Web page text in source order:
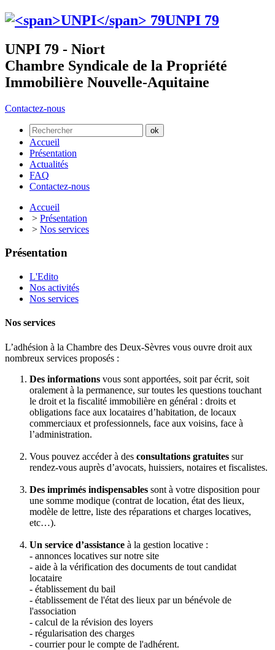
UNPI 79
UNPI 79 - Niort
Chambre Syndicale de la Propriété
Immobilière Nouvelle-Aquitaine
Contactez-nous
Accueil
Présentation
Actualités
FAQ
Contactez-nous
Accueil
> Présentation
> Nos services
Présentation
L'Edito
Nos activités
Nos services
Nos services
L’adhésion à la Chambre des Deux-Sèvres vous ouvre droit aux
nombreux services proposés :
Des informations vous sont apportées, soit par écrit, soit
oralement à la permanence, sur toutes les questions touchant
le droit et la fiscalité immobilière en général : droits et
obligations face aux locataires d’habitation, de locaux
commerciaux et professionnels, face aux voisins, face à
l’administration.
Vous pouvez accéder à des consultations gratuites sur
rendez-vous auprès d’avocats, huissiers, notaires et fiscalistes.
Des imprimés indispensables sont à votre disposition pour
une somme modique (contrat de location, état des lieux,
modèle de lettre, liste des réparations et charges locatives,
etc…).
Un service d’assistance à la gestion locative :
- annonces locatives sur notre site
- aide à la vérification des documents de tout candidat
locataire
- établissement du bail
- établissement de l'état des lieux par un bénévole de
l'association
- calcul de la révision des loyers
- régularisation des charges
- courrier pour le compte de l'adhérent.